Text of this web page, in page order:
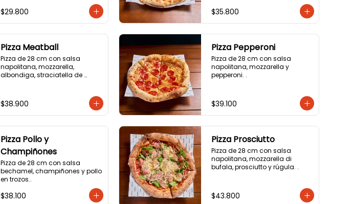
$29.800 $35.800
Pizza Meatball
Pizza de 28 cm con salsa
napolitana, mozzarella,
albondiga, straciatella de
$38.900
Pizza Pepperoni
Pizza de 28 cm con salsa
napolitana, mozzarella y
pepperoni. .
$39.100
Pizza Pollo y
Champiñones
Pizza de 28 cm con salsa
bechamel, champiñones y pollo
en trozos..
$38.100
Pizza Prosciutto
Pizza de 28 cm con salsa
napolitana, mozzarella di
bufala, prosciutto y rúgula. .
$43.800